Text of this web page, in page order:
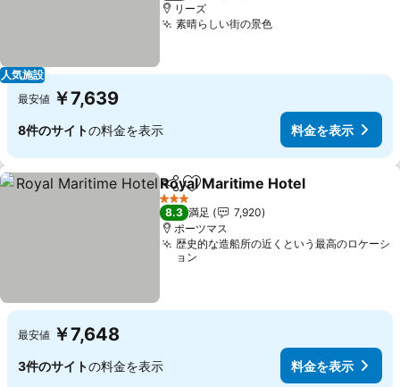
人気施設
リーズ
素晴らしい街の景色料金を表示
最安値 ￥7,639
8件のサイトの料金を表示 料金を表示
シェアお気に入りに追加
Royal Maritime Hotel
3 ホテルのランク
8.3 満足
7,920
ポーツマス
歴史的な造船所の近くという最高のロケーシ
ョン
最安値 ￥7,648
3件のサイトの料金を表示 料金を表示